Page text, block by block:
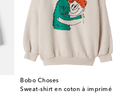
Bobo Choses
Sweat-shirt en coton à imprimé